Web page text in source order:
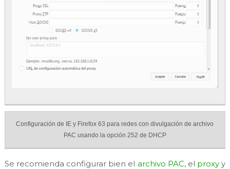
Configuración de IE y Firefox 63 para redes con divulgación de archivo
PAC usando la opción 252 de DHCP
Se recomienda configurar bien el archivo PAC, el proxyy